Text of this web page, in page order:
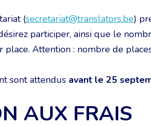
(secretariat@translators.be)
participer, ainsi que le
place. Attention : nombre de
sont attendus avant le 25
AUX FRAIS